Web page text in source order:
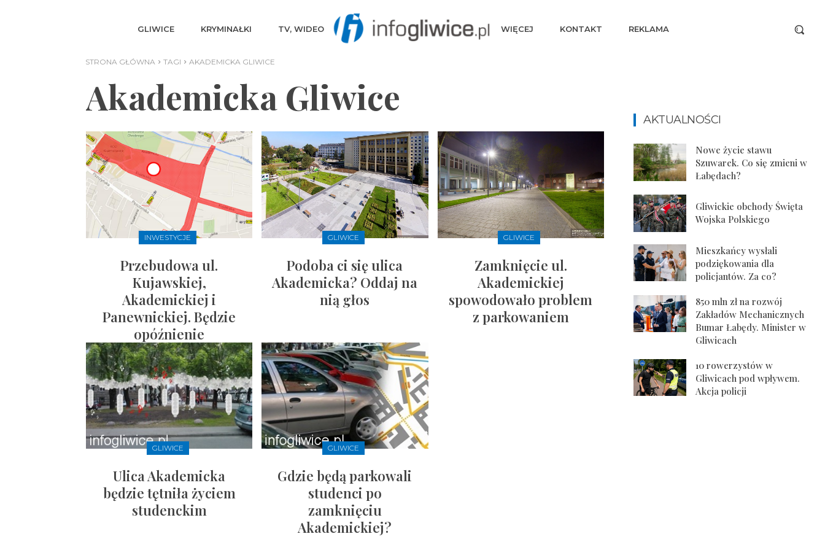
GLIWICE KRYMINAŁKI TV, WIDEO WIĘCEJ KONTAKT REKLAMA
STRONA GŁÓWNA TAGI AKADEMICKA GLIWICE
Akademicka Gliwice
INWESTYCJE
Przebudowa ul.
Kujawskiej,
Akademickiej i
Panewnickiej. Będzie
opóźnienie
GLIWICE
Podoba ci się ulica
Akademicka? Oddaj na
nią głos
GLIWICE
Zamknięcie ul.
Akademickiej
spowodowało problem
z parkowaniem
GLIWICE
Ulica Akademicka
będzie tętniła życiem
studenckim
GLIWICE
Gdzie będą parkowali
studenci po
zamknięciu
Akademickiej?
AKTUALNOŚCI
Nowe życie stawu
Szuwarek. Co się zmieni w
Łabędach?
Gliwickie obchody Święta
Wojska Polskiego
Mieszkańcy wysłali
podziękowania dla
policjantów. Za co?
850 mln zł na rozwój
Zakładów Mechanicznych
Bumar Łabędy. Minister w
Gliwicach
10 rowerzystów w
Gliwicach pod wpływem.
Akcja policji